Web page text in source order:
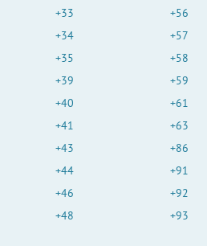
+33
+34
+35
+39
+40
+41
+43
+44
+46
+48
+56
+57
+58
+59
+61
+63
+86
+91
+92
+93